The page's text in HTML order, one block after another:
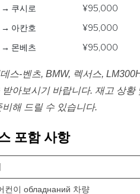
→ 쿠시로
¥95,000
→ 아칸호
¥95,000
→ 몬베츠
¥95,000
스-벤츠, BMW, 렉서스,
받아보시기 바랍니다. 재고 상
비해 드릴 수 있습니다.
포함 사항
컨이 обладнаний 차량